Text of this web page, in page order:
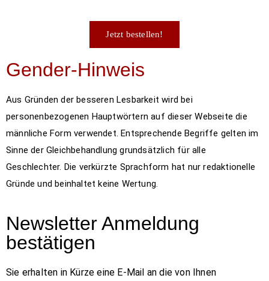
Jetzt bestellen!
Gender-Hinweis
Aus Gründen der besseren Lesbarkeit wird bei
personenbezogenen Hauptwörtern auf dieser Webseite die
männliche Form verwendet. Entsprechende Begriffe gelten im
Sinne der Gleichbehandlung grundsätzlich für alle
Geschlechter. Die verkürzte Sprachform hat nur redaktionelle
Gründe und beinhaltet keine Wertung.
Newsletter Anmeldung
bestätigen
Sie erhalten in Kürze eine E-Mail an die von Ihnen